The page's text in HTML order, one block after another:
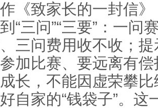
《致家长的一封信
“三问”“三要”：一问
三问费用收不收；
加比赛、要远离有
长，不能因虚荣攀
自家的“钱袋子”。